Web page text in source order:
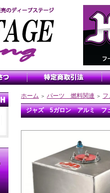
ホーム ＞ パーツ 燃料関連 ＞ フ
ジャズ 5ガロン アルミ フ